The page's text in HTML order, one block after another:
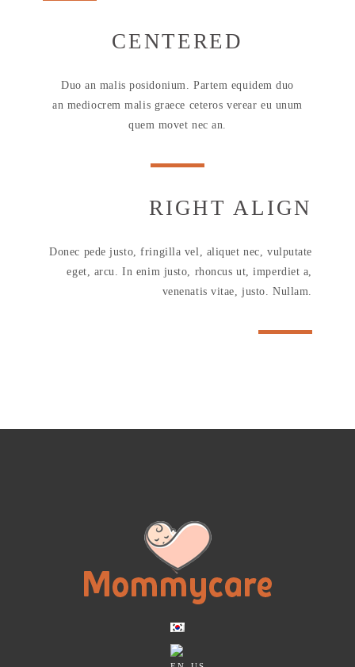
CENTERED
Duo an malis posidonium. Partem equidem duo
an mediocrem malis graece ceteros verear eu unum
quem movet nec an.
RIGHT ALIGN
Donec pede justo, fringilla vel, aliquet nec, vulputate
eget, arcu. In enim justo, rhoncus ut, imperdiet a,
venenatis vitae, justo. Nullam.